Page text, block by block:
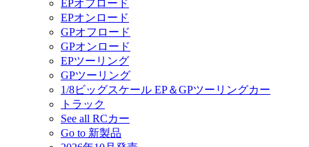
EPオフロード
EPオンロード
GPオフロード
GPオンロード
EPツーリング
GPツーリング
1/8ビッグスケール EP＆GPツーリングカー
トラック
See all RCカー
Go to 新製品